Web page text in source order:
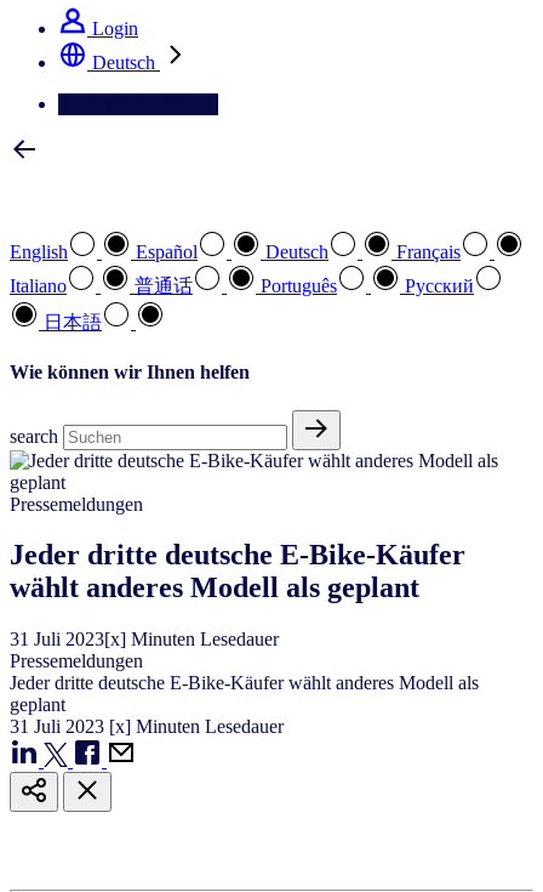
Login
Deutsch
English Español Deutsch
Français
Italiano
普通话 Português
Pусский
日本語
Wie können wir Ihnen helfen
search
Pressemeldungen
Jeder dritte deutsche E-Bike-Käufer
wählt anderes Modell als geplant
31 Juli 2023[x] Minuten Lesedauer
Pressemeldungen
Jeder dritte deutsche E-Bike-Käufer wählt anderes Modell als
geplant
31 Juli 2023 [x] Minuten Lesedauer